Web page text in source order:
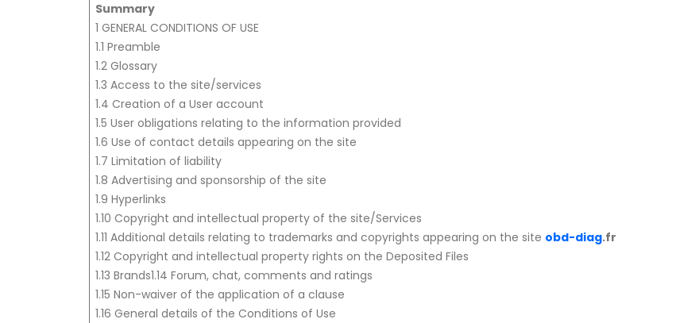
Summary
1 GENERAL CONDITIONS OF USE
1.1 Preamble
1.2 Glossary
1.3 Access to the site/services
1.4 Creation of a User account
1.5 User obligations relating to the information provided
1.6 Use of contact details appearing on the site
1.7 Limitation of liability
1.8 Advertising and sponsorship of the site
1.9 Hyperlinks
1.10 Copyright and intellectual property of the site/Services
1.11 Additional details relating to trademarks and copyrights appearing on the site obd-diag.fr
1.12 Copyright and intellectual property rights on the Deposited Files
1.13 Brands1.14 Forum, chat, comments and ratings
1.15 Non-waiver of the application of a clause
1.16 General details of the Conditions of Use